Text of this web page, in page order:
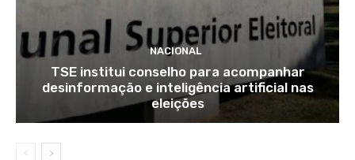
NACIONAL
TSE institui conselho para acompanhar
desinformação e inteligência artificial nas
eleições